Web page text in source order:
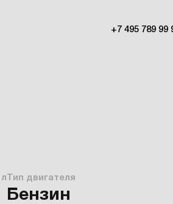
+7 495 789 99
Тип двигателя
Бензин